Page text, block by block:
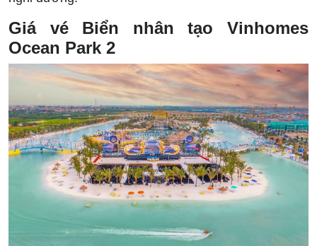
Giá vé Biển nhân tạo Vinhomes
Ocean Park 2